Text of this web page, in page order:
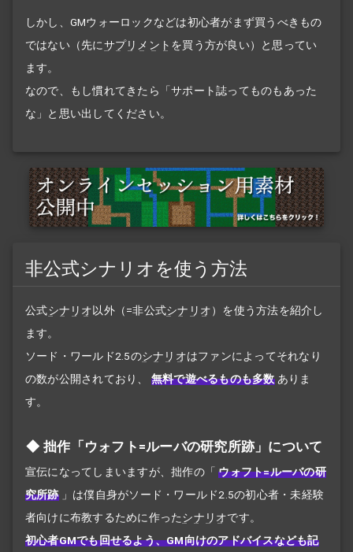
しかし、GMウォーロックなどは初心者がまず買うべきもの
ではない（先にサプリメント を買う方が良い）と思ってい
ます。
なので、もし慣れてきたら「サポート誌ってものもあった
な」と思い出してください。
非公式シナリオを使う方法
公式シナリオ以外（=非公式シナリオ）を使う方法を紹介し
ます。
ソード・ワールド2.5のシナリオはファンによってそれなり
の数が公開されており、
無料で遊べるものも多数 ありま
す。
拙作「ウォフト=ルーバの研究所跡」について
宣伝になってしまいますが、拙作の「ウォフト=ルーバの研
究所跡」 は僕自身がソード・ワールド2.5の初心者・未経験
者向けに布教するために作ったシナリオです。
初心者GMでも回せるよう、GM向けのアドバイスなども記